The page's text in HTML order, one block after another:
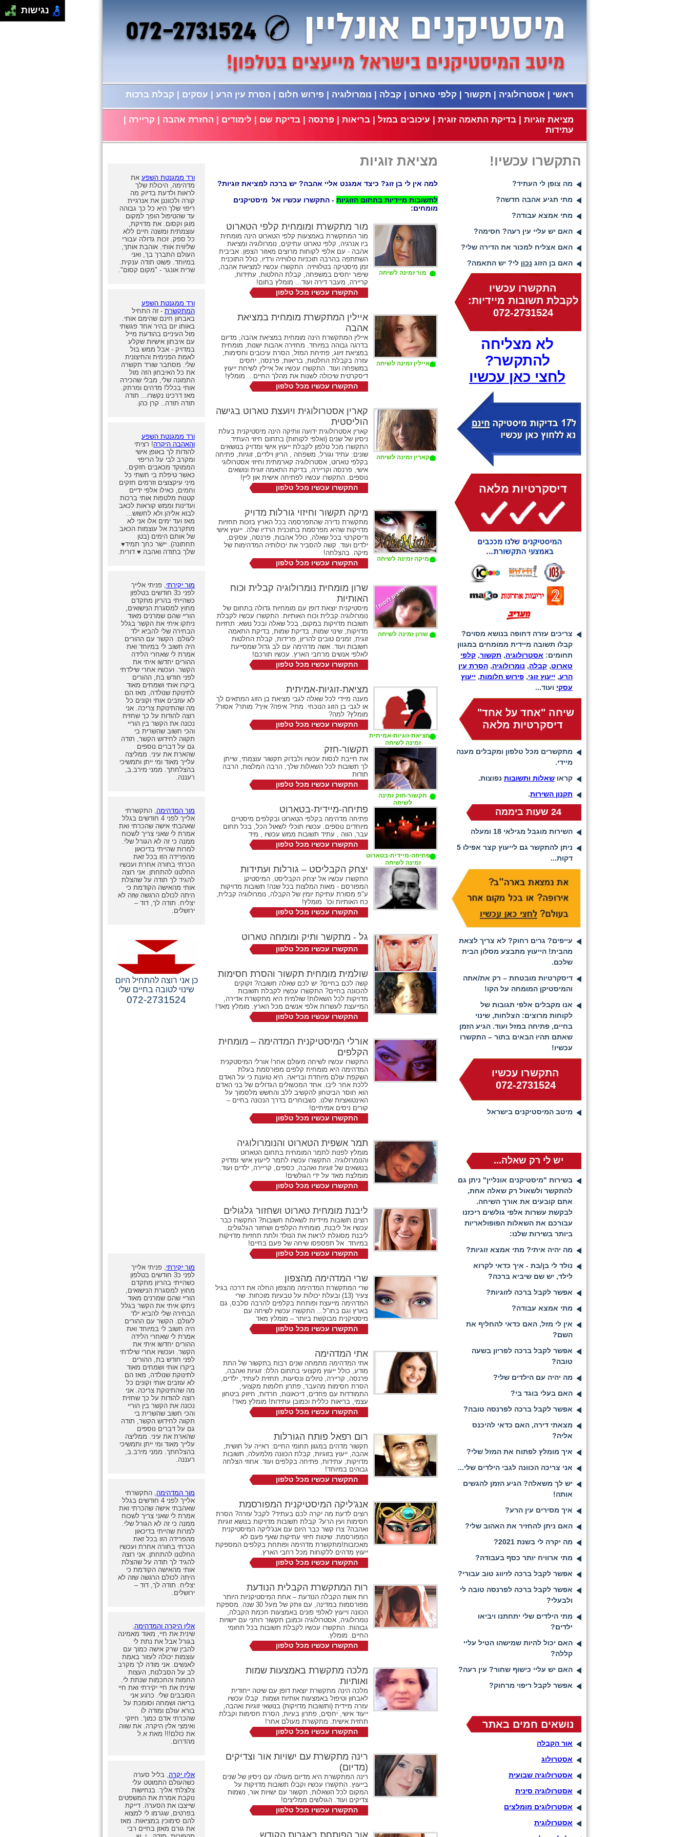
ראשי | אסטרולוגיה | תקשור | קלפי טארוט | קבלה | נומרולוגיה | פירוש חלום | הסרת עין הרע | עסקים | קבלת ברכות
מציאת זוגיות | בדיקת התאמה זוגית | עיכובים במזל | בריאות | פרנסה | בדיקת שם | לימודים | החזרת אהבה | קריירה |
עתידות
מציאת זוגיות
למה אין לי בן זוג? כיצד אמגנט אליי אהבה? יש ברכה למציאת זוגיות?
לתשובות מיידיות בתחום הזוגיות - התקשרו עכשיו אל מיסטיקנים
מומחים:
מור זמינה לשיחה
מור מתקשרת ומומחית קלפי הטארוט
מור המתקשרת באמצעות קלפי הטארוט הינה מומחית
ביו אנרגיה, קלפי טארוט עתיקים, נומרולוגיה ומציאת
אהבה - עם אלפי לקוחות מרוצים מאזור הצפון. אביבית
השתתפה בהרבה תוכניות טלוויזיה ורדיו, כולל התוכנית
זמן מיסטיקה בטלוויזיה. התקשרו עכשיו למציאת אהבה,
שיפור יחסים במשפחה, קבלת החלטות, עתידות,
קריירה, מעבר דירה ועוד... מומלץ בחום!
התקשרו עכשיו מכל טלפון
איילין זמינה לשיחה
איילין המתקשרת מומחית במציאת
אהבה
איילין המתקשרת הינה מומחית במציאת אהבה, מדיום
בדרגה גבוהה במיוחד. מחזירה אהבות ישנות, מומחית
במציאת זיווג, פתיחת המזל, הסרת עיכובים וחסימות,
עזרה בקבלת החלטות, בריאות, פרנסה, יחסים
במשפחה ועוד. התקשרו עכשיו אל איילין לשיחת ייעוץ
דיסקרטית שיכולה לשנות את מהלך החיים... מומלץ!
התקשרו עכשיו מכל טלפון
קארין זמינה לשיחה
קארין אסטרולוגית ויועצת טארוט בגישה
הוליסטית
קארין אסטרולוגית ידועה וותיקה הינה מיסטיקנית בעלת
ניסיון של שנים (ואלפי לקוחות) בתחום חיזוי העתיד.
התקשרו מכל טלפון לקבלת ייעוץ אישי ומדויק בנושאים
שונים: עתיד וגורל, משפחה , הריון וילדים, זוגיות, פתיחה
בקלפי טארוט, אסטרולוגיה קארמתית וחיזוי אסטרולוגי
אישי, פרנסה וקריירה, בדיקת התאמה זוגית ונושאים
נוספים. התקשרו עכשיו לפתיחה אישית און ליין!
התקשרו עכשיו מכל טלפון
מיקה זמינה לשיחה
מיקה תקשור וחיזוי גורלות מדויק
מתקשרת נדירה שהתפרסמה בכל הארץ בזכות תחזיות
מדויקות שהיא מפרסמת בתוכנית הרדיו שלה. ייעוץ אישי
ודיסקרטי בכל שאלה, כולל אהבות, פרנסה, עסקים,
ילדים ועוד. קשה להסביר את יכולותיה המדהימות של
מיקה. בהצלחה!
התקשרו עכשיו מכל טלפון
שרון זמינה לשיחה
שרון מומחית נומרולוגיה קבלית וכוח
האותיות
מיסטיקנית יוצאת דופן עם מומחיות גדולה בתחום של
נומרולוגיה קבלית וכוח האותיות. התקשרו עכשיו לקבלת
תשובות מדויקות במקום, בכל שאלה ובכל נושא: תחזיות
מדויקות, שינוי שמות, בדיקת שמות, בדיקת התאמה
זוגית, זמנים טובים להריון, פרידות, קבלת החלטות
חשובות ועוד. אשה מדהימה עם לב גדול שמסייעת
לאלפי אנשים מרחבי הארץ. עכשיו תורכם!
התקשרו עכשיו מכל טלפון
מציאת-זוגיות-אמיתית
זמינה לשיחה
מציאת-זוגיות-אמיתית
מענה מיידי לכל שאלה לגבי מציאת בן הזוג המתאים לך
או לגבי בן הזוג הנוכחי. מתי? איפה? איך? מותר? אסור?
מומלץ? למה?
התקשרו עכשיו מכל טלפון
תקשור-חזק זמינה
לשיחה
תקשור-חזק
את חייבת לנסות עכשיו ולבדוק תקשור עוצמתי, שייתן
לך תשובות לכל השאלות שלך, הרבה המלצות, הרבה
תודות
התקשרו עכשיו מכל טלפון
פתיחה-מיידית-בטארוט
זמינה לשיחה
פתיחה-מיידית-בטארוט
פתיחה מדהימה בקלפי הטארוט ובקלפים מיסטיים
מיוחדים נוספים. עכשיו תוכלי לשאול הכל, בכל תחום
עבר, הווה , עתיד תשובות ממש עכשיו , מיד
התקשרו עכשיו מכל טלפון
יצחק הקבליסט – גורלות ועתידות
התקשרו עכשיו אל יצחק הקבליסט, המיסטיקן
המפורסם - מאות המלצות בכל שנה! תשובות מדויקות
ע"פ מסורת עתיקת יומין של הקבלה, נומרולוגיה קבלית,
כח האותיות וכו'. מומלץ!
התקשרו עכשיו מכל טלפון
גל - מתקשר ותיק ומומחה טארוט
התקשרו עכשיו מכל טלפון
שולמית מומחית תקשור והסרת חסימות
קשה לכם בחיים? יש לכם שאלה חשובה? זקוקים
להכוונה בחיים? התקשרו עכשיו לקבלת תשובות
מדויקות לכל השאלות! שולמית היא מתקשרת אדירה,
המייעצת לעשרות אלפי אנשים מכל הארץ. מומלץ מאד!
התקשרו עכשיו מכל טלפון
אורלי המיסטיקנית המדהימה – מומחית
הקלפים
התקשרו עכשיו לשיחה מעולם אחר! אורלי המיסטקנית
המדהימה היא מומחית קלפים מפורסמת בעלת
השקפת עולם מיוחדת ובריאה. היא טוענת כי על האדם
ללכת אחר ליבו. אחד המכשולים הגדולים של בני האדם
הוא חוסר הביטחון להקשיב ללב והחשש מלסמוך על
האינטואציות שלנו. כשבוחרים בדרך הנכונה בחיים –
קורים ניסים אמיתיים!
התקשרו עכשיו מכל טלפון
תמר אשפית הטארוט והנומרולוגיה
מומלץ לפנות לתמר המומחית בתחום הטארוט
והנומרולוגיה. התקשרו עכשיו לתמר לייעוץ אישי ומדויק
בנושאים של זוגיות ואהבה, כספים, קריירה, ילדים ועוד.
מומלצת מאד על ידי הגולשים!
התקשרו עכשיו מכל טלפון
ליבנת מומחית טארוט ושחזור גלגולים
רוצים תשובות מיידיות לשאלות חשובות? התקשרו כבר
עכשיו אל ליבנת, מומחית הקלפים ושחזור הגלגולים.
ליבנת מסוגלת לראות את הנולד ולתת תחזיות מדויקות
במיוחד. אל תפספסו שיחה של פעם בחיים!
התקשרו עכשיו מכל טלפון
שרי המדהימה מהצפון
שרי המתקשרת המדהימה מהצפון החלה את דרכה בגיל
צעיר (13) ובעלת יכולות על טבעיות מוכחות. שרי
המדהימה מייעצת ופותחת בקלפים להרבה סלבס, גם
בארץ וגם בחו"ל... התקשרו עכשיו לשיחה עם
מיסטיקנית מבוקשת ביותר – מומלץ מאד
התקשרו עכשיו מכל טלפון
אתי המדהימה
אתי המדהימה מתמחה שנים רבות בתקשור של התת
מודע, כולל ייעוץ מקצועי בתחום הללו: זוגיות ואהבה,
פרנסה, קריירה, טיולים ונסיעות, תחזית לעתיד, ילדים,
הסרת חסימות מהעבר, פתרון חלומות מקצועי,
התמודדות עם פחדים, דיכאונות, חרדות, חיזוק ביטחון
עצמי, בריאות כללית וכמובן עתידות! מומלץ מאד!
התקשרו עכשיו מכל טלפון
רום רפאל פותח הגורלות
תקשור מדהים במגוון תחומי החיים: ראייה על חושית,
אהבה, ייעוץ בזוגיות, קבלת הכוונה מלמעלה, תשובות
מדויקות, עתידות, פתיחה בקלפים ועוד. אחוזי הצלחה
גבוהים במיוחד!
התקשרו עכשיו מכל טלפון
אנג'ליקה המיסטיקנית המפורסמת
רוצים לדעת מה יקרה לכם בעתיד? לקבל עזרה? הסרת
חסימות ועין הרע? קבלת תשובות מדויקות בנושא זוגיות
ואהבה? צרו קשר כבר היום עם אנג'ליקה המיסטיקנית
המפורסמת. שיטות חיזוי עתיקות שאף פעם לא
מאכזבות!מתקשרת מדהימה ופותחת בקלפים המספקת
ייעוץ מדהים ללקוחות מכל רחבי הארץ.
התקשרו עכשיו מכל טלפון
רות המתקשרת הקבלית הנודעת
רות אשת הקבלה הנודעת – אחת המיסטיקניות היותר
מפורסמות במדינה, עם וותק של מעל 30 שנה. מספקת
הכוונה וייעוץ לאלפי פונים באמצעות חכמת הקבלה,
נומרולוגיה, אסטרולוגיה וכמובן תקשור רוחני עם יישויות
גבוהות. התקשרו עכשיו לקבלת תשובות בכל תחומי
החיים. מומלץ.
התקשרו עכשיו מכל טלפון
מלכה מתקשרת באמצעות שמות
ואותיות
מלכה הינה מתקשרת יוצאת דופן עם שיטה ייחודית
לאבחון וטיפול באמצעות אותיות ושמות. קבלו עכשיו
עזרה מיידית (ותשובות מדויקות) בנושאי זוגיות ואהבה,
ייעוד אישי, יחסים, פתרון בעיות, הסרת חסימות וקבלת
תחזית אישית. מתקשרת מעולם אחר!
התקשרו עכשיו מכל טלפון
רינה מתקשרת עם ישויות אור וצדיקים
(מדיום)
רינה המתקשרת היא מדיום מעולה עם ניסיון של שנים
בייעוץ. התקשרו עכשיו וקבלו תשובות מדויקות על
המקום לכל השאלות, תקשור עם ישויות אור, נשמות
צדיקים ועוד. הגולשים ממליצים!
התקשרו עכשיו מכל טלפון
אור הפותחת באגרות הקודש
ורד ממגנטת השפע את
מדהימה, היכולת שלך
לראות ולדעת בדיוק מה
קורה ולכווננן את אנרגיית
ריפוי שלך היא כל כך גבוהה
עד שהטיפול הופך למקום
מוגן וקסום. את מדויקת,
עוצמתית ומשנה חיים ללא
כל ספק. זכות גדולה עבורי
שליווית אותי. אוהבת אותך,
העולם התברך בך, ואני
במיוחד. פשוט תודה ענקית.
שרית אונגר - "מקום קסום".
ורד ממגנטת השפע
המתקשרת - זה התחיל
באבחון חינם שהימם אותי.
באותו יום בהיר אחד פגשתי
מול העיניים בהודעת מייל
עם איבחון אישיות שקלע
במדויק - אבל ממש בול
לאמת הפנימית והחיצונית
שלי. מסתבר שורד תקשרה
את כל האיבחון הזה מול
התמונה שלי, מבלי שהכירה
אותי בכלל! מדהים ומרתק.
מאז דרכינו נקשרו... תודה
תודה תודה.. קרן כהן.
ורד ממגנטת השפע
והאהבה היקרה! רציתי
להודות לך באופן אישי
ומקרב לבי על הריפוי
הממוקד מכאבים חזקים.
כאשר טיפלת בי חשתי כל
מיני עיקצוצים וזרמים חזקים
וחמים, כאילו אלפי ידיים
קטנות מלטפות אותי ברכות
ועדינות וממש קוראות לכאב
לבוא אליהן ולא לחשוש...
מאז ועד ימים אלו אני לא
מתקרבת אל עוצמות הכאב
של אותם הימים (בטן
תחתונה). יישר כחך תמיד♥
שלך בתודה ואהבה ♥ דורית.
מור יקירתי, פניתי אלייך
לפני כ3 חודשים בטלפון
כשהייתי בהריון מתקדם
מחוץ למסגרת הנישואים,
הוריי שהם שמרנים מאוד
ניתקו איתי את הקשר בגלל
הבחירה שלי להביא ילד
לעולם. הקשר עם ההורים
היה חשוב לי במיוחד ואת
אמרת לי שאחרי הלידה
ההורים יחדשו איתי את
הקשר. ועכשיו אחרי שילדתי
לפני חודש בת, ההורים
ביקרו אותי ושמחים מאוד
לתינוקת שנולדה, מאז הם
לא עוזבים אותי וקונים כל
מה שהתינוקת צריכה. אני
רוצה להודות על כך שחזית
נכונה את הקשר בין הוריי
והכי חשוב שהשרית בי
תקווה לחידוש הקשר, תודה
גם על דברים נוספים
שהארת את עיני. ממליצה
עלייך מאוד ומי ייתן ותמשיכי
בהצלחתך. ממני מירב.ב,
רעננה.
מור המדהימה, התקשרתי
אלייך לפני 4 חודשים בגלל
שאהבתי אישה שהכרתי ואת
אמרת לי שאני צריך לשכוח
ממנה כי זה לא הגורל שלי.
למרות שהייתי בדיכאון
מהפרידה הזו בכל זאת
הכרתי בחורה אחרת ועכשיו
החלטנו להתחתן. אני רוצה
להגיד לך תודה על שהצלת
אותי מהאישה הקודמת כי
היתה לכולם הרגשה שזה לא
יצליח. תודה לך, דוד –
ירושלים.
כן אני רוצה להתחיל היום
שינוי לטובה בחיים שלי
072-2731524
מור יקירתי, פניתי אלייך
לפני כ3 חודשים בטלפון
כשהייתי בהריון מתקדם
מחוץ למסגרת הנישואים,
הוריי שהם שמרנים מאוד
ניתקו איתי את הקשר בגלל
הבחירה שלי להביא ילד
לעולם. הקשר עם ההורים
היה חשוב לי במיוחד ואת
אמרת לי שאחרי הלידה
ההורים יחדשו איתי את
הקשר. ועכשיו אחרי שילדתי
לפני חודש בת, ההורים
ביקרו אותי ושמחים מאוד
לתינוקת שנולדה, מאז הם
לא עוזבים אותי וקונים כל
מה שהתינוקת צריכה. אני
רוצה להודות על כך שחזית
נכונה את הקשר בין הוריי
והכי חשוב שהשרית בי
תקווה לחידוש הקשר, תודה
גם על דברים נוספים
שהארת את עיני. ממליצה
עלייך מאוד ומי ייתן ותמשיכי
בהצלחתך. ממני מירב.ב,
רעננה.
מור המדהימה, התקשרתי
אלייך לפני 4 חודשים בגלל
שאהבתי אישה שהכרתי ואת
אמרת לי שאני צריך לשכוח
ממנה כי זה לא הגורל שלי.
למרות שהייתי בדיכאון
מהפרידה הזו בכל זאת
הכרתי בחורה אחרת ועכשיו
החלטנו להתחתן. אני רוצה
להגיד לך תודה על שהצלת
אותי מהאישה הקודמת כי
היתה לכולם הרגשה שזה לא
יצליח. תודה לך, דוד –
ירושלים.
אלין היקרה והמדהימה,
שינית את חיי, מאוד מאמינה
בגורל אבל את נתת לי
להבין שרק אישה כמוך עם
עוצמות יכולה לעזור באמת
לאנשים. אני מודה לך מקרב
לב על הסבלנות, העצות
החמות והחכמות שנתת לי.
שינית את חיי יקירתי ואת חיי
הסובבים שלי. כרגע אני
בריאה ושמחה וסומכת על
בורא עולם ומודה לו
שהכרתי אדם כמוך. חיזקי
ואימצי אלין היקרה. את שווה
את כולם!!! מאת א.ל
מהדרום.
אלין יקרה, בליל סערה
כשהעולם התמוטט עלי
צלצלתי אליך. בנחישות
נוקבת אמרת את המשפטים
שייצבו את הסערה. דייקת
בפרטים, שגרמו לי למצוא
להם סימוכין במציאות. מאז
את גורם מאזן בחיים רבי
התקשרו עכשיו!
מה צופן לי העתיד?
מתי תגיע אהבה חדשה?
מתי אמצא עבודה?
האם יש עליי עין רעה? חסימה?
האם אצליח למכור את הדירה שלי?
האם בן הזוג נכון לי? יש התאמה?
התקשרו עכשיו
לקבלת תשובות מיידיות:
072-2731524
לא מצליחה
להתקשר?
לחצי כאן עכשיו
דיסקרטיות מלאה
צריכים עזרה דחופה בנושא מסוים?
קבלו תשובה מיידית ממומחים במגוון
תחומים: אסטרולוגיה, תקשור, קלפי
טארוט, קבלה, נומרולוגיה, הסרת עין
הרע, ייעוץ זוגי, פירוש חלומות, ייעוץ
עסקי ועוד...
שיחה "אחד על אחד"
דיסקרטיות מלאה
מתקשרים מכל טלפון ומקבלים מענה
מיידי.
קראו שאלות ותשובות נפוצות.
תקנון השירות.
24 שעות ביממה
השירות מוגבל מגילאי 18 ומעלה
ניתן להתקשר גם לייעוץ קצר אפילו 5
דקות...
עייפים? גרים רחוק? לא צריך לצאת
מהבית! הייעוץ מתבצע מסלון הבית
שלכם.
דיסקרטיות מובטחת – רק את/אתה
והמיסטיקן המומחה על הקו!
אנו מקבלים אלפי תגובות של
לקוחות מרוצים: הצלחות, שינוי
בחיים, פתיחה במזל ועוד. הגיע הזמן
שאתם תהיו הבאים בתור – התקשרו
עכשיו!
התקשרו עכשיו
072-2731524
מיטב המיסטיקנים בישראל
יש לי רק שאלה...
בשירות "מיסטיקנים אונליין" ניתן גם
להתקשר ולשאול רק שאלה אחת,
אתם קובעים את אורך השיחה.
לבקשת עשרות אלפי גולשים ריכזנו
עבורכם את השאלות הפופולאריות
ביותר בשירות שלנו:
מה יהיה איתי? מתי אמצא זוגיות?
נולד לי בן/בת - איך כדאי לקרוא
לילד, יש שם שיביא ברכה?
אפשר לקבל ברכה לזוגיות?
מתי אמצא עבודה?
אין לי מזל, האם כדאי להחליף את
השם?
אפשר לקבל ברכה לפריון בשעה
טובה?
מה יהיה עם הילדים שלי?
האם בעלי בוגד בי?
אפשר לקבל ברכה לפרנסה טובה?
מצאתי דירה, האם כדאי להיכנס
אליה?
איך מומלץ לפתוח את המזל שלי?
אני צריכה הכוונה לגבי הילדים שלי...
יש לך משאלה? הגיע הזמן להגשים
אותה!
איך מסירים עין הרע?
האם ניתן להחזיר את האהוב שלי?
מה יקרה לי בשנת 2021?
מתי ארוויח יותר כסף בעבודה?
אפשר לקבל ברכה לזיווג טוב עבורי?
אפשר לקבל ברכה לפרנסה טובה לי
ולבעלי?
מתי הילדים שלי יתחתנו ויביאו
ילדים?
האם יכול להיות שמישהו הטיל עליי
קללה?
האם יש עליי כישוף שחור? עין רעה?
אפשר לקבל ריפוי מרחוק?
נושאים חמים באתר
אור הקבלה
אסטרולוג
אסטרולוגיה שבועית
אסטרולוגיה סינית
אסטרולוגים מומלצים
אסטרולוגית
נגישות